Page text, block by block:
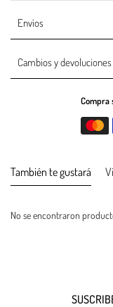
Envíos
Cambios y devoluciones
Compra
También te gustará
No se encontraron